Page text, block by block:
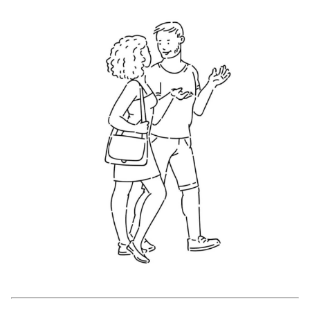
妊娠/出産/家族
ココロ/カラダ
カルチャー/エンタメ